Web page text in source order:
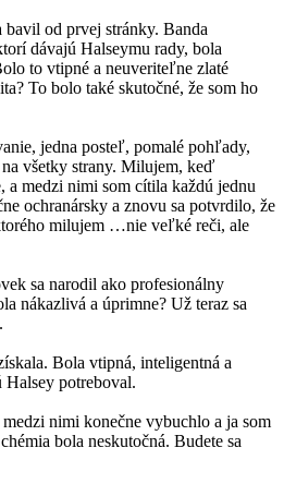
od prvej stránky. Banda
dávajú Halseymu rady, bola
to vtipné a neuveriteľne zlaté
To bolo také skutočné, že som ho
jedna posteľ, pomalé pohľady,
všetky strany. Milujem, keď
a medzi nimi som cítila každú jednu
ochranársky a znovu sa potvrdilo, že
milujem …nie veľké reči, ale
sa narodil ako profesionálny
nákazlivá a úprimne? Už teraz sa
Bola vtipná, inteligentná a
potreboval.
nimi konečne vybuchlo a ja som
bola neskutočná. Budete sa